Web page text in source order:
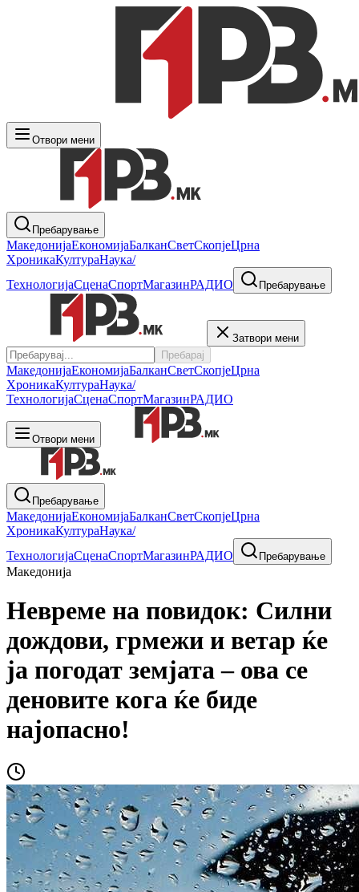
Отвори мени
Пребарување
МакедонијаЕкономијаБалканСветСкопјеЦрна
ХроникаКултураНаука/
ТехнологијаСценаСпортМагазинРАДИО Пребарување
Затвори мени
Пребарај
МакедонијаЕкономијаБалканСветСкопјеЦрна
ХроникаКултураНаука/
ТехнологијаСценаСпортМагазинРАДИО
Отвори мени
Пребарување
МакедонијаЕкономијаБалканСветСкопјеЦрна
ХроникаКултураНаука/
ТехнологијаСценаСпортМагазинРАДИО Пребарување
Македонија
Невреме на повидок: Силни
дождови, грмежи и ветар ќе
ја погодат земјата – ова се
деновите кога ќе биде
најопасно!